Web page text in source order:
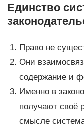
Единство
Право не
Они
содержание и
Именно в
получают своё
смысле